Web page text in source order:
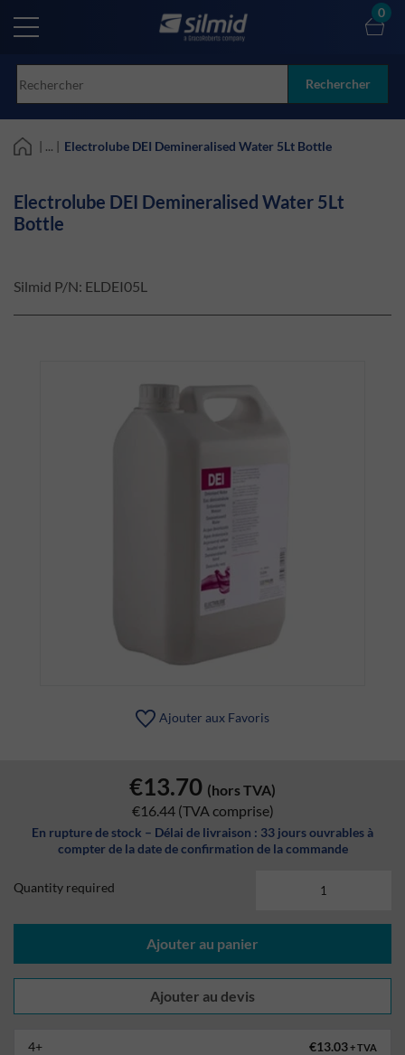
main
Rechercher
0
| ... | Electrolube DEI Demineralised Water 5Lt Bottle
Electrolube DEI Demineralised Water 5Lt
Bottle
Silmid P/N: ELDEI05L
Ajouter aux Favoris
€13.70 (hors TVA)
€16.44 (TVA comprise)
En rupture de stock – Délai de livraison : 33 jours ouvrables à
compter de la date de confirmation de la commande
Quantity required
Ajouter au panier
4+ €13.03+ TVA